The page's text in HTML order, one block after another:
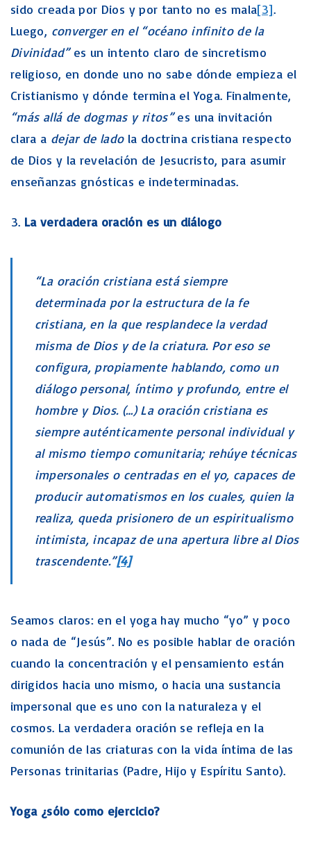
sido creada por Dios y por tanto no es mala[3].
Luego, converger en el “océano infinito de la
Divinidad”es un intento claro de sincretismo
religioso, en donde uno no sabe dónde empieza el
Cristianismo y dónde termina el Yoga. Finalmente,
“más allá de dogmas y ritos”es una invitación
clara a dejar de lado la doctrina cristiana respecto
de Dios y la revelación de Jesucristo, para asumir
enseñanzas gnósticas e indeterminadas.
La verdadera oración es un diálogo
“La oración cristiana está siempre
determinada por la estructura de la fe
cristiana, en la que resplandece la verdad
misma de Dios y de la criatura. Por eso se
configura, propiamente hablando, como un
diálogo personal, íntimo y profundo, entre el
hombre y Dios. (…) La oración cristiana es
siempre auténticamente personal individual y
al mismo tiempo comunitaria; rehúye técnicas
impersonales o centradas en el yo, capaces de
producir automatismos en los cuales, quien la
realiza, queda prisionero de un espiritualismo
intimista, incapaz de una apertura libre al Dios
trascendente.”[4]
Seamos claros: en el yoga hay mucho “yo” y poco
o nada de “Jesús”. No es posible hablar de oración
cuando la concentración y el pensamiento están
dirigidos hacia uno mismo, o hacia una sustancia
impersonal que es uno con la naturaleza y el
cosmos. La verdadera oración se refleja en la
comunión de las criaturas con la vida íntima de las
Personas trinitarias (Padre, Hijo y Espíritu Santo).
Yoga ¿sólo como ejercicio?